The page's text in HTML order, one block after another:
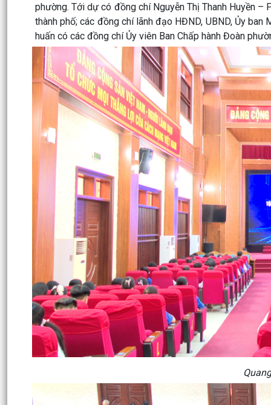
phường. Tới dự có đồng chí Nguyễn Thị Thanh Huyền –
thành phố; các đồng chí lãnh đạo HĐND, UBND, Ủy
huấn có các đồng chí Ủy viên Ban Chấp hành Đoàn